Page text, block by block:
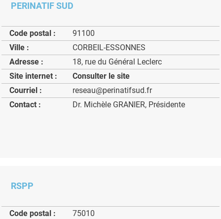
PERINATIF SUD
Code postal :
91100
Ville :
CORBEIL-ESSONNES
Adresse :
18, rue du Général Leclerc
Site internet :
Consulter le site
Courriel :
reseau@perinatifsud.fr
Contact :
Dr. Michèle GRANIER, Présidente
RSPP
Code postal :
75010